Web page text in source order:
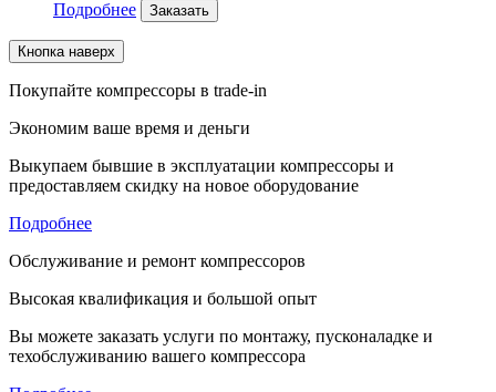
Подробнее
Заказать
Кнопка наверх
Покупайте компрессоры в trade-in
Экономим ваше время и деньги
Выкупаем бывшие в эксплуатации компрессоры и
предоставляем скидку на новое оборудование
Подробнее
Обслуживание и ремонт компрессоров
Высокая квалификация и большой опыт
Вы можете заказать услуги по монтажу, пусконаладке и
техобслуживанию вашего компрессора